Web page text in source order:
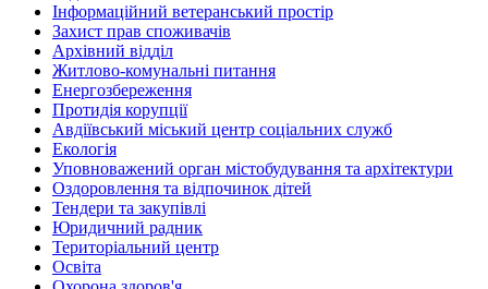
Інформаційний ветеранський простір
Захист прав споживачів
Архівний відділ
Житлово-комунальні питання
Енергозбереження
Протидія корупції
Авдіївський міський центр соціальних служб
Екологія
Уповноважений орган містобудування та архітектури
Оздоровлення та відпочинок дітей
Тендери та закупівлі
Юридичний радник
Територіальний центр
Освіта